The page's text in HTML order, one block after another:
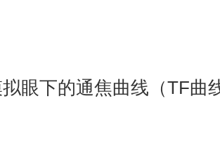
眼下的通焦曲线（TF曲